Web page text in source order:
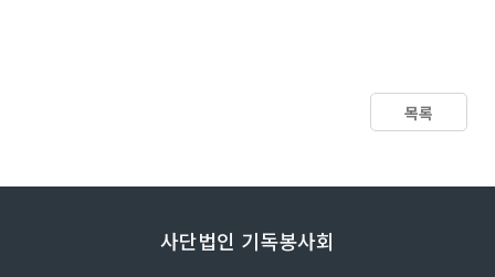
목록
사단법인 기독봉사회